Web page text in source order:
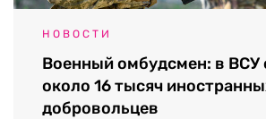
НОВОСТИ
Военный омбудсмен: в ВСУ
около 16 тысяч
добровольцев